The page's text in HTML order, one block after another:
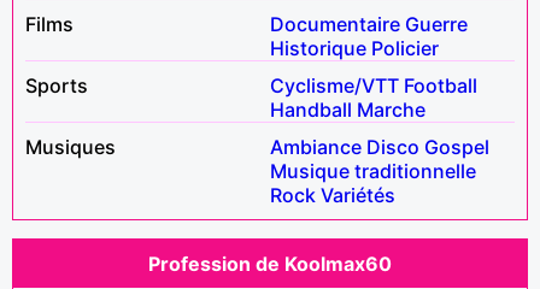
Films
Documentaire Guerre
Historique Policier
Sports
Cyclisme/VTT Football
Handball Marche
Musiques
Ambiance Disco Gospel
Musique traditionnelle
Rock Variétés
Profession de Koolmax60